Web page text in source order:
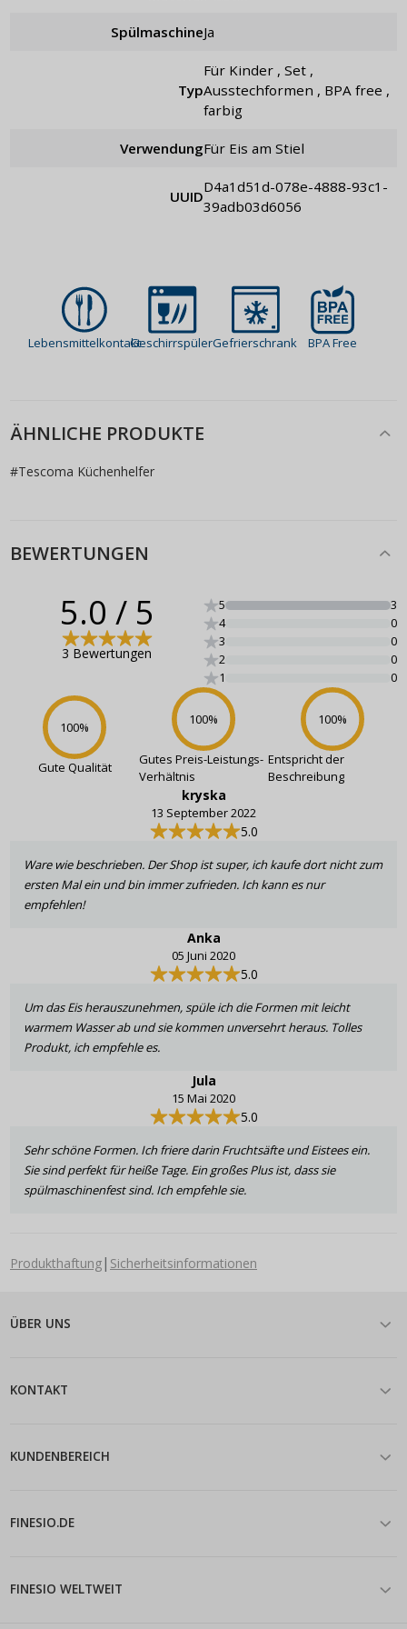
Spülmaschine Ja
Typ
für Kinder , Set ,
Ausstechformen , BPA free ,
farbig
Verwendung für Eis am Stiel
UUID
d4a1d51d-078e-4888-93c1-
39adb03d6056
LebensmittelkontaktGeschirrspülerGefrierschrank BPA Free
ÄHNLICHE PRODUKTE
#Tescoma Küchenhelfer
BEWERTUNGEN
5.0 / 5
3 Bewertungen
5
3
4
0
3
0
2
0
1
0
100%
Gute Qualität
100%
Gutes Preis-Leistungs-
Verhältnis
100%
Entspricht der
Beschreibung
kryska
13 September 2022
5.0
Ware wie beschrieben. Der Shop ist super, ich kaufe dort nicht zum
ersten Mal ein und bin immer zufrieden. Ich kann es nur
empfehlen!
Anka
05 Juni 2020
5.0
Um das Eis herauszunehmen, spüle ich die Formen mit leicht
warmem Wasser ab und sie kommen unversehrt heraus. Tolles
Produkt, ich empfehle es.
Jula
15 Mai 2020
5.0
Sehr schöne Formen. Ich friere darin Fruchtsäfte und Eistees ein.
Sie sind perfekt für heiße Tage. Ein großes Plus ist, dass sie
spülmaschinenfest sind. Ich empfehle sie.
Produkthaftung| Sicherheitsinformationen
ÜBER UNS
KONTAKT
KUNDENBEREICH
FINESIO.DE
FINESIO WELTWEIT